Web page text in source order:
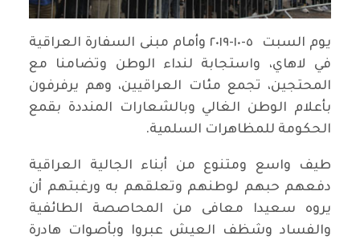
يوم السبت ٥-١٠-٢٠١٩ وأمام مبنى السفارة العراقية
في لاهاي، واستجابة لنداء الوطن وتضامنا مع
المحتجين، تجمع مئات العراقيين، وهم يرفرفون
بأعلام الوطن الغالي وبالشعارات المنددة بقمع
الحكومة للمظاهرات السلمية.
طيف واسع ومتنوع من أبناء الجالية العراقية
دفعهم حبهم لوطنهم وتعلقهم به ورغبتهم أن
يروه سعيدا معافى من المحاصصة الطائفية
والفساد وشظف العيش عبروا وبأصوات هادرة